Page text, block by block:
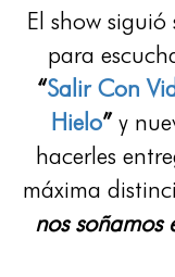
El show
para
“Salir Con
Hielo”y
hacerles
máxima
nos soñamos